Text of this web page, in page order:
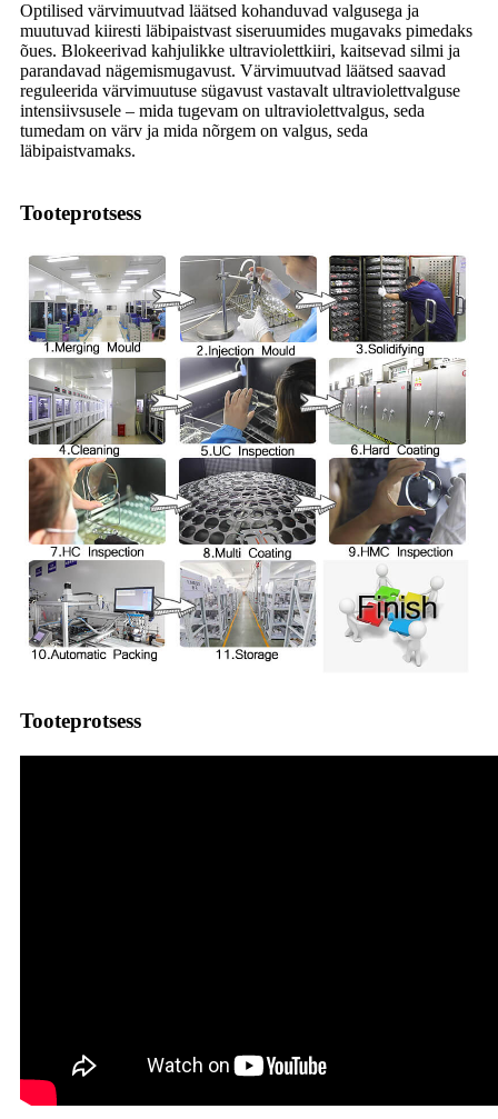
Optilised värvimuutvad läätsed kohanduvad valgusega ja
muutuvad kiiresti läbipaistvast siseruumides mugavaks pimedaks
õues. Blokeerivad kahjulikke ultraviolettkiiri, kaitsevad silmi ja
parandavad nägemismugavust. Värvimuutvad läätsed saavad
reguleerida värvimuutuse sügavust vastavalt ultraviolettvalguse
intensiivsusele – mida tugevam on ultraviolettvalgus, seda
tumedam on värv ja mida nõrgem on valgus, seda
läbipaistvamaks.
Tooteprotsess
Tooteprotsess